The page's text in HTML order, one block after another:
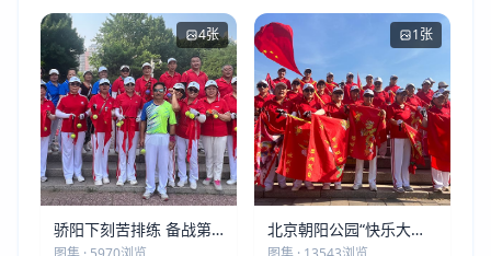
4张
骄阳下刻苦排练 备战第
五届莫斯科世界大健康运
1张
北京朝阳公园“快乐大本
营”建党105周年庆祝活动